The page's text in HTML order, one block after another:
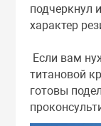
декор
окна
подчеркнул
характер
Если вам
титановой
готовы